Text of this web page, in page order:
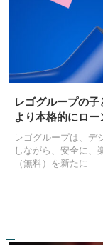
レゴグループの
より本格的にロ
レゴグループは、デ
しながら、安全に、
（無料）を新たに...